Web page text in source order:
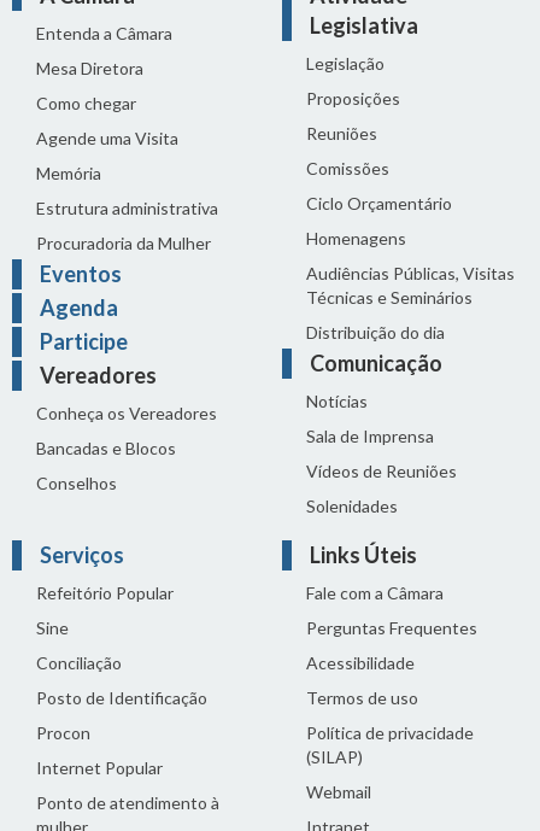
Entenda a Câmara
Mesa Diretora
Como chegar
Agende uma Visita
Memória
Estrutura administrativa
Procuradoria da Mulher
Eventos
Agenda
Participe
Vereadores
Conheça os Vereadores
Bancadas e Blocos
Conselhos
Legislativa
Legislação
Proposições
Reuniões
Comissões
Ciclo Orçamentário
Homenagens
Audiências Públicas, Visitas
Técnicas e Seminários
Distribuição do dia
Comunicação
Notícias
Sala de Imprensa
Vídeos de Reuniões
Solenidades
Serviços
Refeitório Popular
Sine
Conciliação
Posto de Identificação
Procon
Internet Popular
Ponto de atendimento à
mulher
Links Úteis
Fale com a Câmara
Perguntas Frequentes
Acessibilidade
Termos de uso
Política de privacidade
(SILAP)
Webmail
Intranet